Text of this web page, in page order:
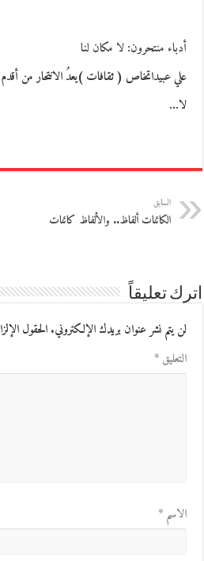
أدباء منتحرون: لا مكان لنا
علي عبيداتخاص ( ثقافات )يعدُ الانتحار من أقدم
لا…
السابق
الكائنات ألفاظ.. والألفاظ كائنات
اترك تعليقاً
لن يتم نشر عنوان بريدك الإلكتروني.الحقول
التعليق*
الاسم*